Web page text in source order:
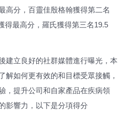
高分，百靈佳殷格翰獲得第二名
得最高分，羅氏獲得第三名19.5
建立良好的社群媒體進行曝光，本
解如何更有效的和目標受眾接觸，
，提升公司和自家產品在疾病領
影響力，以下是分項得分